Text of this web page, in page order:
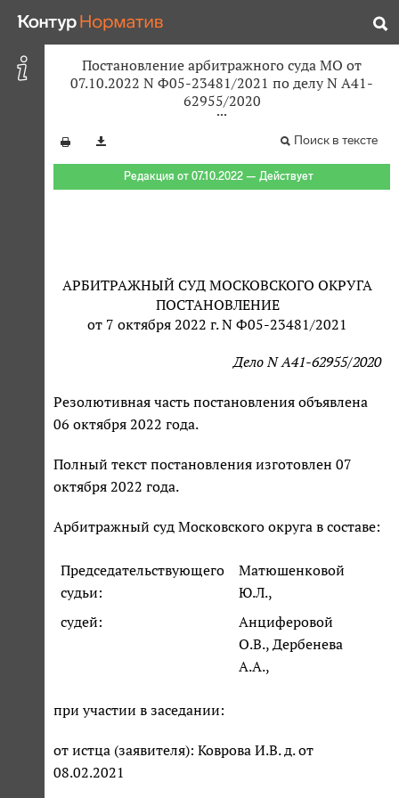
Постановление арбитражного суда МО от
07.10.2022 N Ф05-23481/2021 по делу N А41-
62955/2020
Поиск в тексте
Редакция от 07.10.2022 — Действует
АРБИТРАЖНЫЙ СУД МОСКОВСКОГО ОКРУГА
ПОСТАНОВЛЕНИЕ
от 7 октября 2022 г. N Ф05-23481/2021
Дело N А41-62955/2020
Резолютивная часть постановления объявлена
06 октября 2022 года.
Полный текст постановления изготовлен 07
октября 2022 года.
Арбитражный суд Московского округа в составе:
Председательствующего
судьи:
Матюшенковой
Ю.Л.,
судей:
Анциферовой
О.В., Дербенева
А.А.,
при участии в заседании:
от истца (заявителя): Коврова И.В. д. от
08.02.2021